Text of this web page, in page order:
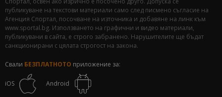
публикуване на текстови материали само след писмено съгласие на
Агенция Спортал, посочване на източника и добавяне на линк към
www.sportal.bg. Използването на графични и видео материали,
публикувани в сайта, е строго забранено. Нарушителите ще бъдат
санкционирани с цялата строгост на закона.
Свали БЕЗПЛАТНОТО приложение за:
iOS Android